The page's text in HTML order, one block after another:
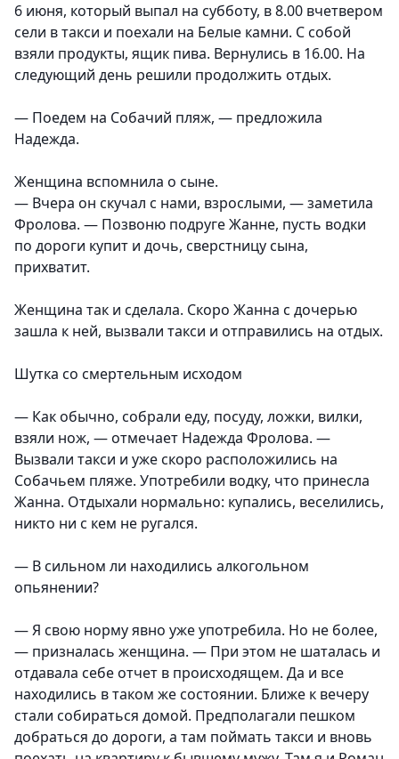
6 июня, который выпал на субботу, в 8.00 вчетвером
сели в такси и поехали на Белые камни. С собой
взяли продукты, ящик пива. Вернулись в 16.00. На
следующий день решили продолжить отдых.
— Поедем на Собачий пляж, — предложила
Надежда.
Женщина вспомнила о сыне.
— Вчера он скучал с нами, взрослыми, — заметила
Фролова. — Позвоню подруге Жанне, пусть водки
по дороги купит и дочь, сверстницу сына,
прихватит.
Женщина так и сделала. Скоро Жанна с дочерью
зашла к ней, вызвали такси и отправились на отдых.
Шутка со смертельным исходом
— Как обычно, собрали еду, посуду, ложки, вилки,
взяли нож, — отмечает Надежда Фролова. —
Вызвали такси и уже скоро расположились на
Собачьем пляже. Употребили водку, что принесла
Жанна. Отдыхали нормально: купались, веселились,
никто ни с кем не ругался.
— В сильном ли находились алкогольном
опьянении?
— Я свою норму явно уже употребила. Но не более,
— призналась женщина. — При этом не шаталась и
отдавала себе отчет в происходящем. Да и все
находились в таком же состоянии. Ближе к вечеру
стали собираться домой. Предполагали пешком
добраться до дороги, а там поймать такси и вновь